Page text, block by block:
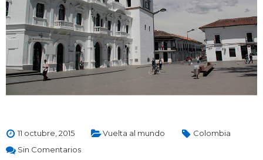
11 octubre, 2015 Vuelta al mundo
Colombia
Sin Comentarios